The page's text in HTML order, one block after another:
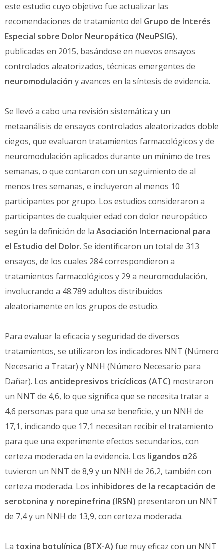
este estudio cuyo objetivo fue actualizar las
recomendaciones de tratamiento del Grupo de Interés
Especial sobre Dolor Neuropático (NeuPSIG),
publicadas en 2015, basándose en nuevos ensayos
controlados aleatorizados, técnicas emergentes de
neuromodulación y avances en la síntesis de evidencia.
Se llevó a cabo una revisión sistemática y un
metaanálisis de ensayos controlados aleatorizados doble
ciegos, que evaluaron tratamientos farmacológicos y de
neuromodulación aplicados durante un mínimo de tres
semanas, o que contaron con un seguimiento de al
menos tres semanas, e incluyeron al menos 10
participantes por grupo. Los estudios consideraron a
participantes de cualquier edad con dolor neuropático
según la definición de la Asociación Internacional para
el Estudio del Dolor. Se identificaron un total de 313
ensayos, de los cuales 284 correspondieron a
tratamientos farmacológicos y 29 a neuromodulación,
involucrando a 48.789 adultos distribuidos
aleatoriamente en los grupos de estudio.
Para evaluar la eficacia y seguridad de diversos
tratamientos, se utilizaron los indicadores NNT (Número
Necesario a Tratar) y NNH (Número Necesario para
Dañar). Los antidepresivos tricíclicos (ATC) mostraron
un NNT de 4,6, lo que significa que se necesita tratar a
4,6 personas para que una se beneficie, y un NNH de
17,1, indicando que 17,1 necesitan recibir el tratamiento
para que una experimente efectos secundarios, con
certeza moderada en la evidencia. Los ligandos α2δ
tuvieron un NNT de 8,9 y un NNH de 26,2, también con
certeza moderada. Los inhibidores de la recaptación de
serotonina y norepinefrina (IRSN) presentaron un NNT
de 7,4 y un NNH de 13,9, con certeza moderada.
La toxina botulínica (BTX-A) fue muy eficaz con un NNT